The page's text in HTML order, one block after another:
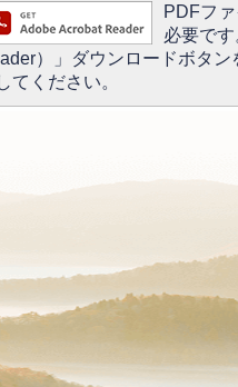
PDFフ
必要で
）」ダウンロードボタ
てください。